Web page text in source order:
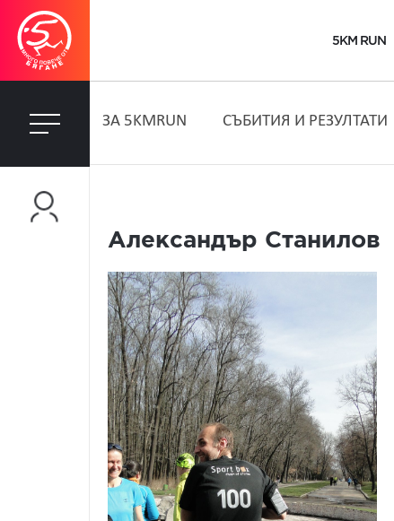
5KM RUN
ЗA 5KMRUN СЪБИТИЯ И РЕЗУЛТАТИ
Александър Станилов